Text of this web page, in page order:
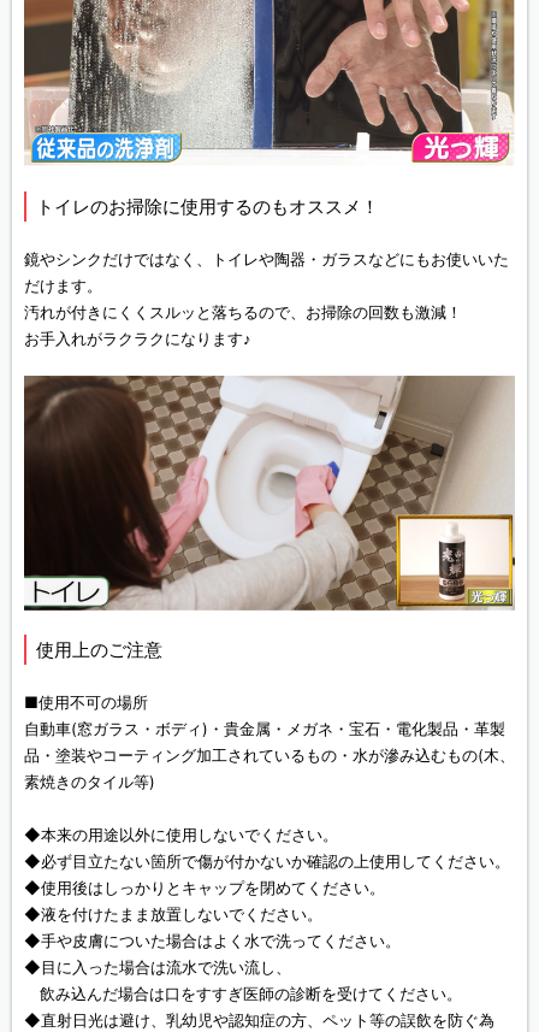
トイレのお掃除に使用するのもオススメ！
鏡やシンクだけではなく、トイレや陶器・ガラスなどにもお使いいた
だけます。
汚れが付きにくくスルッと落ちるので、お掃除の回数も激減！
お手入れがラクラクになります♪
使用上のご注意
■使用不可の場所
自動車(窓ガラス・ボディ)・貴金属・メガネ・宝石・電化製品・革製
品・塗装やコーティング加工されているもの・水が滲み込むもの(木、
素焼きのタイル等)
◆本来の用途以外に使用しないでください。
◆必ず目立たない箇所で傷が付かないか確認の上使用してください。
◆使用後はしっかりとキャップを閉めてください。
◆液を付けたまま放置しないでください。
◆手や皮膚についた場合はよく水で洗ってください。
◆目に入った場合は流水で洗い流し、
飲み込んだ場合は口をすすぎ医師の診断を受けてください。
◆直射日光は避け、乳幼児や認知症の方、ペット等の誤飲を防ぐ為